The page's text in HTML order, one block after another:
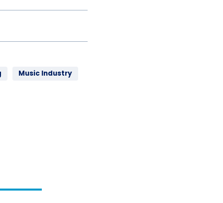
Music Industry